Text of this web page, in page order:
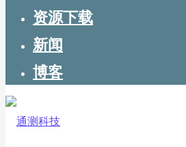
资源下载
新闻
博客